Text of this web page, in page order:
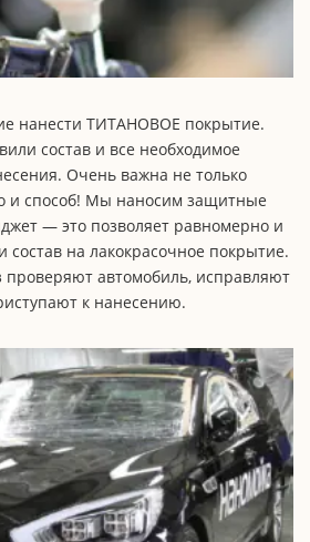
нанести ТИТАНОВОЕ покрытие.
состав и все необходимое
Очень важна не только
и способ! Мы наносим защитные
— это позволяет равномерно и
состав на лакокрасочное покрытие.
автомобиль, исправляют
к нанесению.